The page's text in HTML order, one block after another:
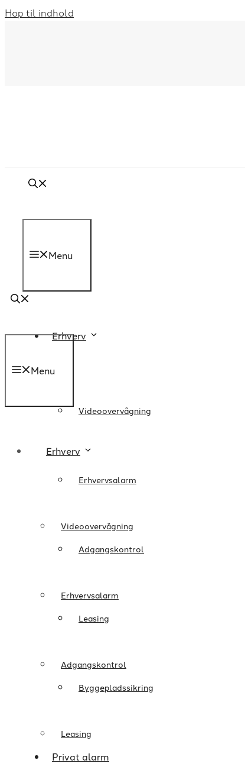
Hop til indhold
Menu
Erhverv
Videoovervågning
Erhvervsalarm
Adgangskontrol
Leasing
Byggepladssikring
Privat alarm
Menu
Erhverv
Videoovervågning
Erhvervsalarm
Adgangskontrol
Leasing